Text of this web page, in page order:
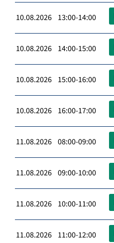
10.08.2026 13:00-14:00
10.08.2026 14:00-15:00
10.08.2026 15:00-16:00
10.08.2026 16:00-17:00
11.08.2026 08:00-09:00
11.08.2026 09:00-10:00
11.08.2026 10:00-11:00
11.08.2026 11:00-12:00